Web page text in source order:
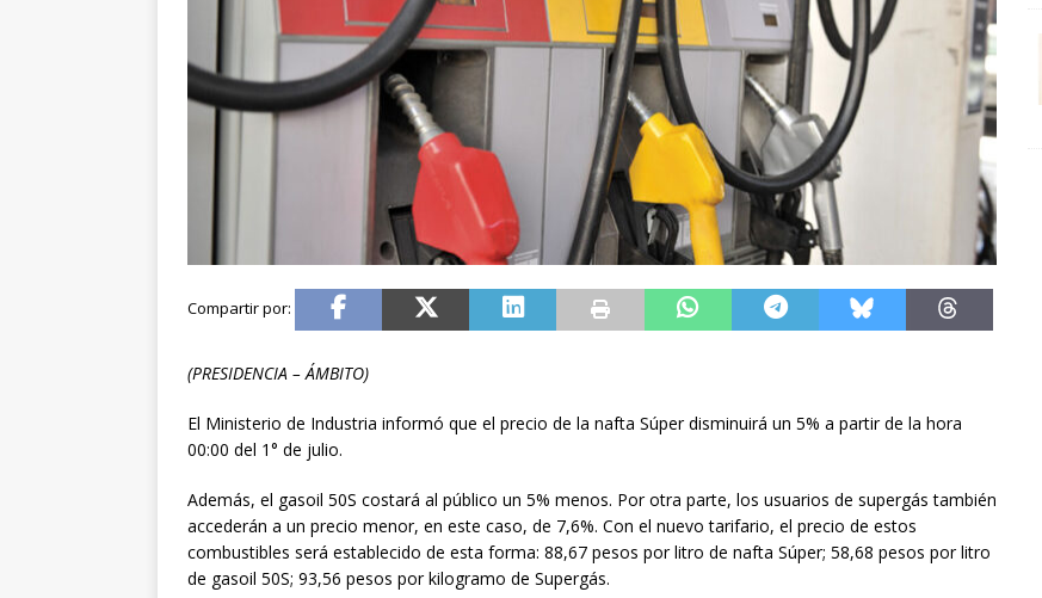
(PRESIDENCIA – ÁMBITO)
El Ministerio de Industria informó que el precio de la nafta Súper disminuirá un 5% a partir de la hora
00:00 del 1° de julio.
Además, el gasoil 50S costará al público un 5% menos. Por otra parte, los usuarios de supergás también
accederán a un precio menor, en este caso, de 7,6%. Con el nuevo tarifario, el precio de estos
combustibles será establecido de esta forma: 88,67 pesos por litro de nafta Súper; 58,68 pesos por litro
de gasoil 50S; 93,56 pesos por kilogramo de Supergás.